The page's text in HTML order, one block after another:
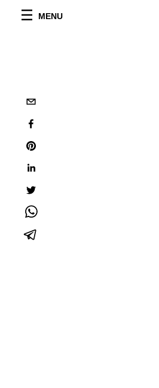
MENU